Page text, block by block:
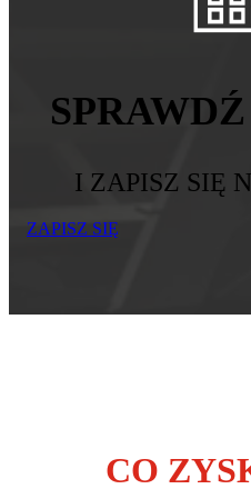
I ZAPISZ SIĘ
ZAPISZ SIĘ
CO